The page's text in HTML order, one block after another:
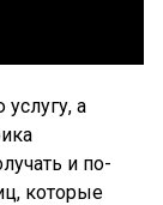
а
и по-
которые